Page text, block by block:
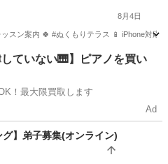
8月4日
スン案内 🍀 #ぬくもりテラス 📱 iPhone対
の他 レッスン
していない🎹】ピアノを買い
！最大限買取します
Ad
グ】弟子募集(オンライン)